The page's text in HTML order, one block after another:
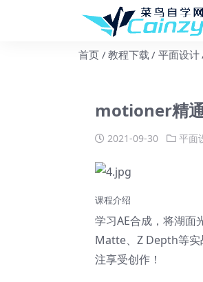
首页 教程下载 平面设计
motioner精
2021-09-30 平面
课程介绍
学习AE合成，将湖面
Matte、Z Depth等实
注享受创作！